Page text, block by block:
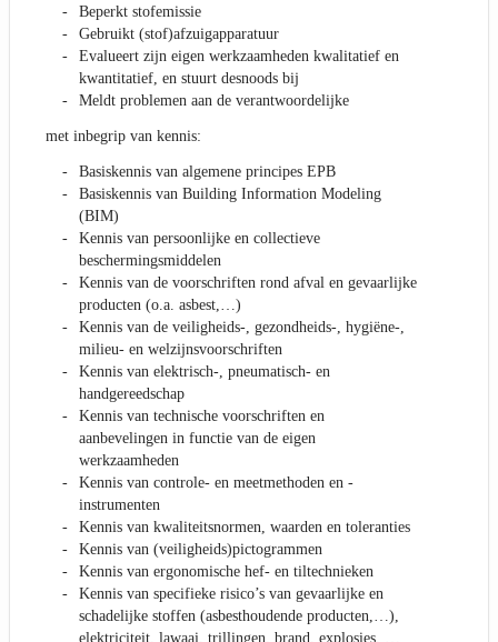
Beperkt stofemissie
Gebruikt (stof)afzuigapparatuur
Evalueert zijn eigen werkzaamheden kwalitatief en
kwantitatief, en stuurt desnoods bij
Meldt problemen aan de verantwoordelijke
met inbegrip van kennis:
Basiskennis van algemene principes EPB
Basiskennis van Building Information Modeling
(BIM)
Kennis van persoonlijke en collectieve
beschermingsmiddelen
Kennis van de voorschriften rond afval en gevaarlijke
producten (o.a. asbest,…)
Kennis van de veiligheids-, gezondheids-, hygiëne-,
milieu- en welzijnsvoorschriften
Kennis van elektrisch-, pneumatisch- en
handgereedschap
Kennis van technische voorschriften en
aanbevelingen in functie van de eigen
werkzaamheden
Kennis van controle- en meetmethoden en -
instrumenten
Kennis van kwaliteitsnormen, waarden en toleranties
Kennis van (veiligheids)pictogrammen
Kennis van ergonomische hef- en tiltechnieken
Kennis van specifieke risico’s van gevaarlijke en
schadelijke stoffen (asbesthoudende producten,…),
elektriciteit, lawaai, trillingen, brand, explosies, …